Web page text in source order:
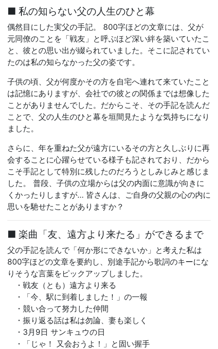
■ 私の知らない父の人生のひと幕
偶然目にした実父の手記。 800字ほどの文章には、父が
元同僚のことを「戦友」と呼ぶほど深い絆を築いていたこ
と、彼との思い出が綴られていました。そこに記されてい
たのは私の知らなかった父の姿です。
子供の頃、父が何度かその方を自宅へ連れて来ていたこと
は記憶にありますが、会社での彼との関係までは想像した
ことがありませんでした。だからこそ、その手記を読んだ
ことで、父の人生のひと幕を垣間見たような気持ちになり
ました。
さらに、年を重ねた父が遠方にいるその方と久しぶりに再
会することに心躍らせている様子も記されており、だから
こそ手記として特別に残したのだろうとしみじみと感じま
した。 普段、子供の立場からは父の内面に意識が向きに
くかったりしますが… 皆さんは、ご自身の父親の心の内に
思いを馳せたことがありますか？
■ 楽曲「友、遠方より来たる」ができるまで
父の手記を読んで「何か形にできないか」と考えた私は
800字ほどの文章を要約し、別途手記から歌詞のキーにな
りそうな言葉をピックアップしました。
・戦友（とも）遠方より来る
・「今、駅に到着しました！」の一報
・競い合って努力した仲間
・振り返る話は私は勿論、妻も楽しく
・3月9日 サンキュウの日
・「じゃ！ 又会おうよ！」と固い握手